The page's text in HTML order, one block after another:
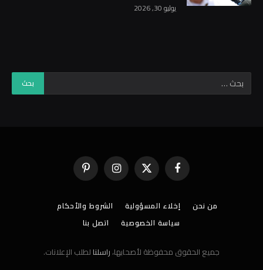
يوليو 30, 2026
فيسبوك X
(Twitter)
الانستغرامبينتيريست
من نحن إخلاء المسؤولية
الشروط والأحكام
سياسة الخصوصية
اتصل بنا
جميع الحقوق محفوظة لأصحابها،راسلنا لطلب الإعلانات.